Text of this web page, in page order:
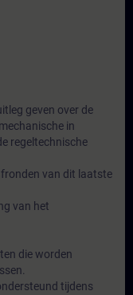
geven over de
in
regeltechnische
van dit laatste
van het
die worden
tijdens